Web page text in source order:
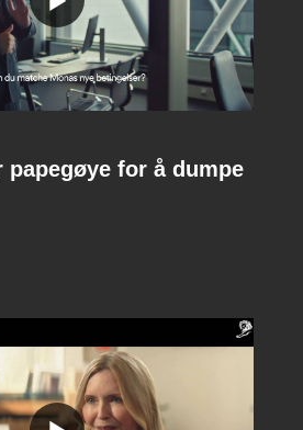
papegøye for å dumpe